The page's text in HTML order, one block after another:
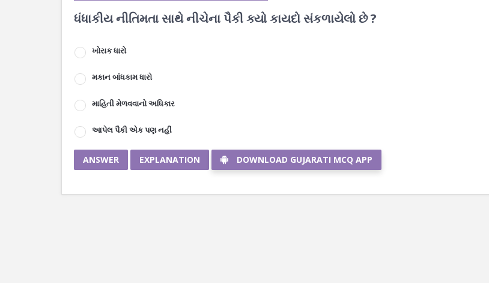
ધંધાકીય નીતિમતા સાથે નીચેના પૈકી ક્યો કાયદો સંકળાયેલો છે ?
ખોરાક ધારો
મકાન બાંધકામ ધારો
માહિતી મેળવવાનો અધિકાર
આપેલ પૈકી એક પણ નહીં
ANSWER EXPLANATION DOWNLOAD GUJARATI MCQ APP